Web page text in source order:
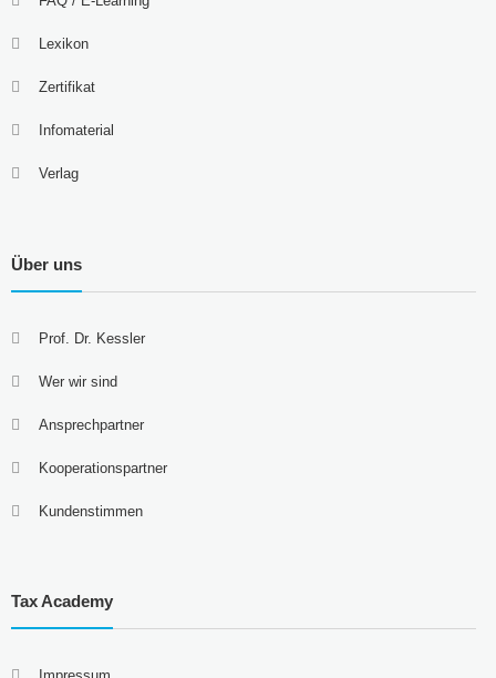
Lexikon
Zertifikat
Infomaterial
Verlag
Über uns
Prof. Dr. Kessler
Wer wir sind
Ansprechpartner
Kooperationspartner
Kundenstimmen
Tax Academy